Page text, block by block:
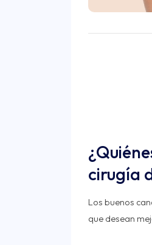
cirugía
Los buenos
que desean